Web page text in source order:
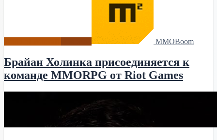
MMOBoom
Брайан Холинка присоединяется к
команде MMORPG от Riot Games